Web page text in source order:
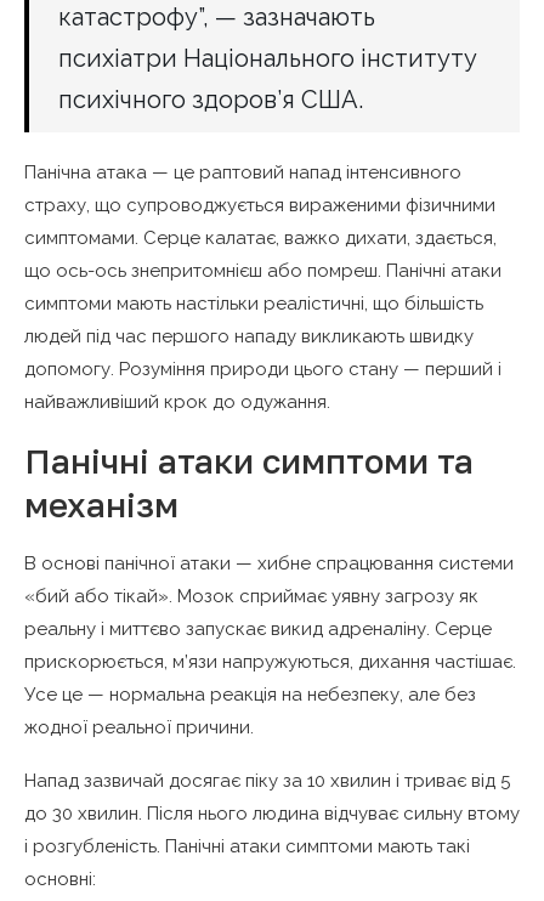
катастрофу”, — зазначають
психіатри Національного інституту
психічного здоров’я США.
Панічна атака — це раптовий напад інтенсивного
страху, що супроводжується вираженими фізичними
симптомами. Серце калатає, важко дихати, здається,
що ось-ось знепритомнієш або помреш. Панічні атаки
симптоми мають настільки реалістичні, що більшість
людей під час першого нападу викликають швидку
допомогу. Розуміння природи цього стану — перший і
найважливіший крок до одужання.
Панічні атаки симптоми та
механізм
В основі панічної атаки — хибне спрацювання системи
«бий або тікай». Мозок сприймає уявну загрозу як
реальну і миттєво запускає викид адреналіну. Серце
прискорюється, м’язи напружуються, дихання частішає.
Усе це — нормальна реакція на небезпеку, але без
жодної реальної причини.
Напад зазвичай досягає піку за 10 хвилин і триває від 5
до 30 хвилин. Після нього людина відчуває сильну втому
і розгубленість. Панічні атаки симптоми мають такі
основні: